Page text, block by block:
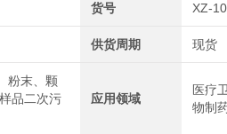
货号 XZ-
供货周期 现货
粉末、颗
品二次污
应用领域
医疗
物制